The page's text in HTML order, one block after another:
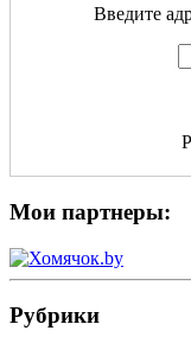
Введите
Мои партнеры:
Рубрики